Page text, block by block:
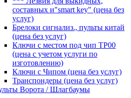
составных и"smart key" (цена без
услуг)
Брелоки сигнализ., пульты китай
(цена без услуг)
Ключи с местом под чип TP00
(цена с учетом услуги по
изготовлению)
Ключи с Чипом (цена без услуг)
Транспондеры (цена без услуг)
Ворота / Шлагбаумы